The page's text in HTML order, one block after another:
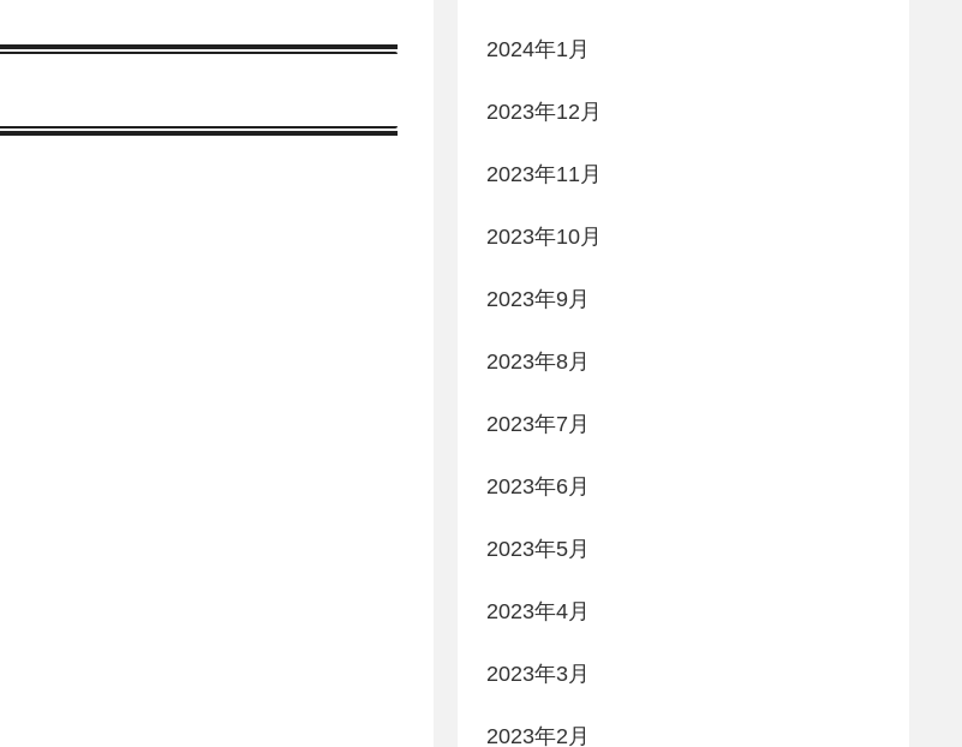
2024年1月
2023年12月
2023年11月
2023年10月
2023年9月
2023年8月
2023年7月
2023年6月
2023年5月
2023年4月
2023年3月
2023年2月